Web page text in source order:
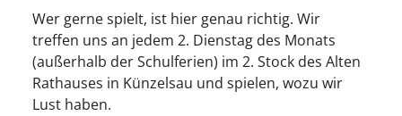
Wer gerne spielt, ist hier genau richtig. Wir
treffen uns an jedem 2. Dienstag des Monats
(außerhalb der Schulferien) im 2. Stock des Alten
Rathauses in Künzelsau und spielen, wozu wir
Lust haben.